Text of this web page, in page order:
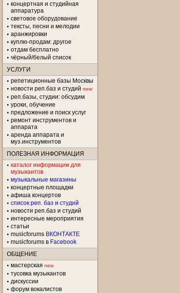
концертная и студийная
аппаратура
световое оборудование
тексты, песни и мелодии
аранжировки
куплю-продам: другое
отдам бесплатно
чёрный/белый список
УСЛУГИ
репетиционные базы Москвы
новости реп.баз и студий new
реп.базы, студии: обсудим
уроки, обучение
предложение и поиск услуг
ремонт инструментов и
аппарата
аренда аппарата и
муз.инструментов
ПОЛЕЗНАЯ ИНФОРМАЦИЯ
каталог информации для
музыкантов
музыкальные магазины
концертные площадки
aфиша концертов
список реп. баз и студий
новости реп.баз и студий
интересные мероприятия
статьи
musicforums ВКОНТАКТЕ
musicforums в Facebook
ОБЩЕНИЕ
мастерская new
тусовка музыкантов
дискуссии
форум вокалистов